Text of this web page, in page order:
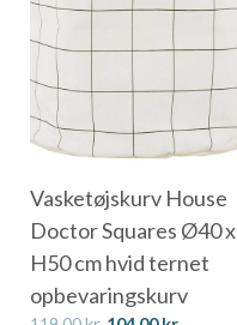
Vasketøjskurv House
Doctor Squares Ø40 x
H50 cm hvid ternet
opbevaringskurv